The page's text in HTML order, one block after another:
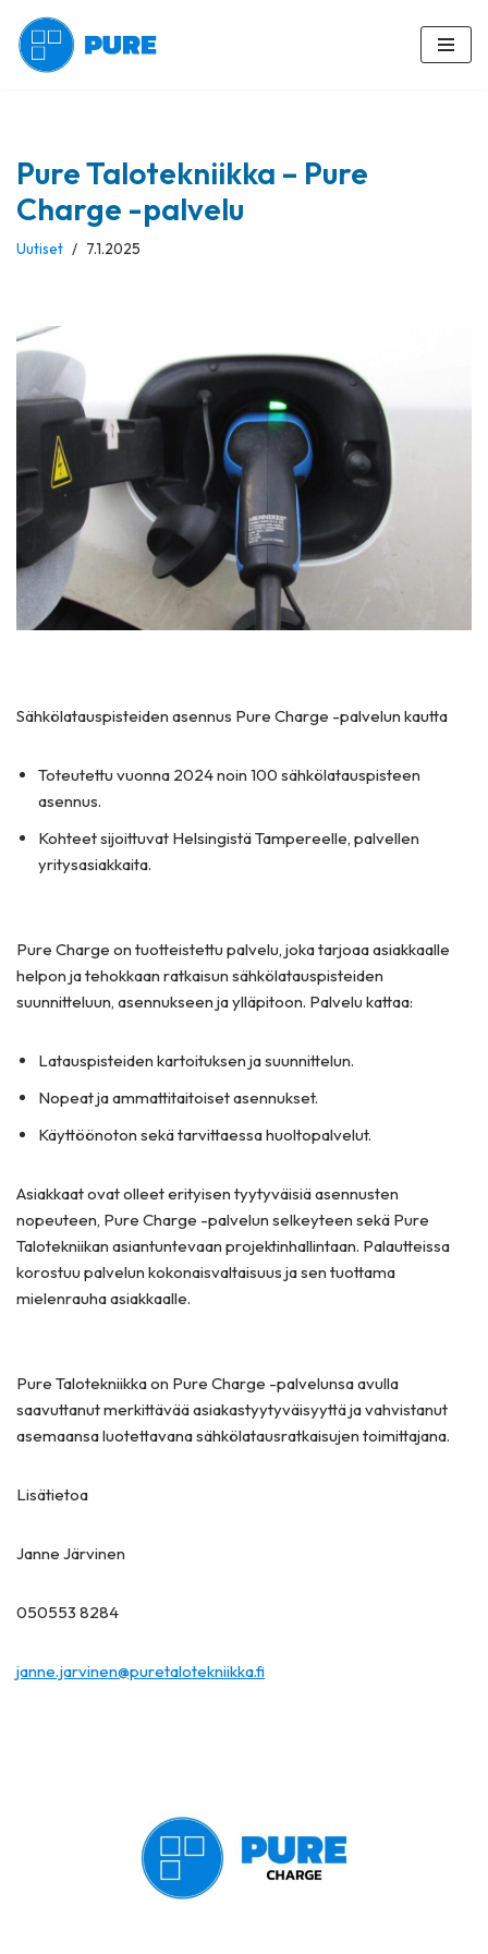
Siirry
Pure Talotekniikka – Pure
Charge -palvelu
Uutiset 7.1.2025
Sähkölatauspisteiden asennus Pure Charge -palvelun kautta
Toteutettu vuonna 2024 noin 100 sähkölatauspisteen
asennus.
Kohteet sijoittuvat Helsingistä Tampereelle, palvellen
yritysasiakkaita.
Pure Charge on tuotteistettu palvelu, joka tarjoaa asiakkaalle
helpon ja tehokkaan ratkaisun sähkölatauspisteiden
suunnitteluun, asennukseen ja ylläpitoon. Palvelu kattaa:
Latauspisteiden kartoituksen ja suunnittelun.
Nopeat ja ammattitaitoiset asennukset.
Käyttöönoton sekä tarvittaessa huoltopalvelut.
Asiakkaat ovat olleet erityisen tyytyväisiä asennusten
nopeuteen, Pure Charge -palvelun selkeyteen sekä Pure
Talotekniikan asiantuntevaan projektinhallintaan. Palautteissa
korostuu palvelun kokonaisvaltaisuus ja sen tuottama
mielenrauha asiakkaalle.
Pure Talotekniikka on Pure Charge -palvelunsa avulla
saavuttanut merkittävää asiakastyytyväisyyttä ja vahvistanut
asemaansa luotettavana sähkölatausratkaisujen toimittajana.
Lisätietoa
Janne Järvinen
050553 8284
janne.jarvinen@puretalotekniikka.fi